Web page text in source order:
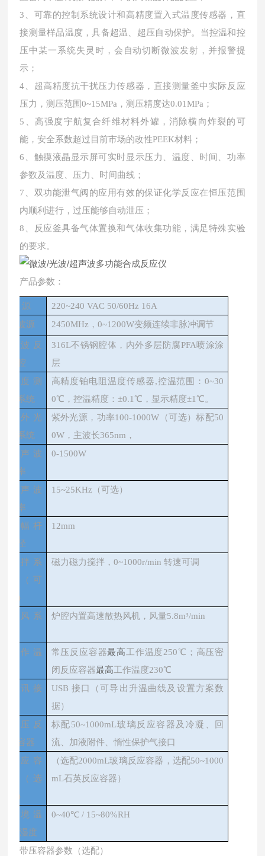
3、可靠的控制系统设计和高精度置入式温度传感器，直
接测量样品温度，具备超温、超压自动保护。当控温和控
压中某一系统失灵时，会自动切断微波发射，并报警提
示；
4、超高精度抗干扰压力传感器，直接测量釜中实际反应
压力，测压范围0~15MPa，测压精度达0.01MPa；
5、高强度宇航复合纤维材料外罐， 消除横向炸裂的可
能，安全系数超过目前市场的改性PEEK材料；
6、触摸液晶显示屏可实时显示压力、温度、时间、功率
参数及温度、压力、时间曲线；
7、双功能泄气阀的应用有效的保证化学反应在恒压范围
内顺利进行，过压能够自动泄压；
8、反应釜具备气体置换和气体收集功能，满足特殊实验
的要求。
产品参数：
电 源
220~240 VAC 50/60Hz 16A
微波源
2450MHz，0~1200W变频连续非脉冲调节
微波反
应腔
316L不锈钢腔体，内外多层防腐PFA喷涂涂
层
温度测
控系统
高精度铂电阻温度传感器,控温范围：0~30
0℃，控温精度：±0.1℃，显示精度±1℃。
紫外光
源系统
紫外光源，功率100-1000W（可选）标配50
0W，主波长365nm，
超声波
功率
0-1500W
超声波
频率
15~25KHz（可选）
变幅杆
直径
12mm
搅拌系
统（可
选）
磁力磁力搅拌，0~1000r/min 转速可调
排风系
炉腔内置高速散热风机，风量5.8m³/min
工作温
常压反应容器最高工作温度250℃；高压密
闭反应容器最高工作温度230℃
通讯接
USB 接口（可导出升温曲线及设置方案数
据）
常压反
应容器
标配50~1000mL玻璃反应容器及冷凝、回
流、加液附件、惰性保护气接口
反应容
器（选
配）
（选配2000mL玻璃反应容器，选配50~1000
mL石英反应容器）
环境温
度/湿度
0~40℃ / 15~80%RH
带压容器参数（选配）